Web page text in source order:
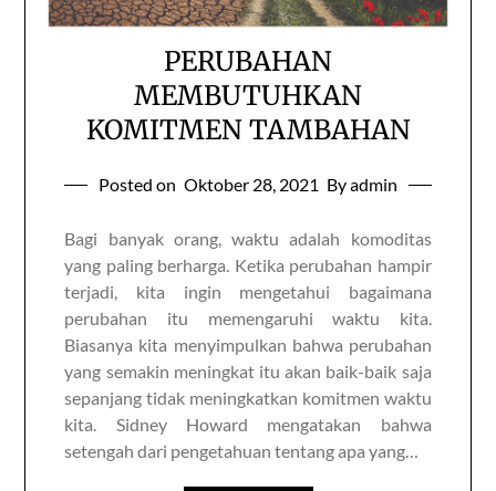
PERUBAHAN
MEMBUTUHKAN
KOMITMEN TAMBAHAN
Posted on Oktober 28, 2021 By admin
Bagi banyak orang, waktu adalah komoditas
yang paling berharga. Ketika perubahan hampir
terjadi, kita ingin mengetahui bagaimana
perubahan itu memengaruhi waktu kita.
Biasanya kita menyimpulkan bahwa perubahan
yang semakin meningkat itu akan baik-baik saja
sepanjang tidak meningkatkan komitmen waktu
kita. Sidney Howard mengatakan bahwa
setengah dari pengetahuan tentang apa yang…